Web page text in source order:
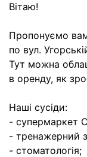
Вітаю!
Пропонуємо
по вул.
Тут можна
в оренду, як
Наші сусіди:
- супермаркет
- тренажерний
- стоматологія;